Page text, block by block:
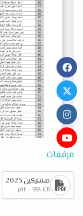
مرفقات
مشتركين 2023
pdf - 388 KB